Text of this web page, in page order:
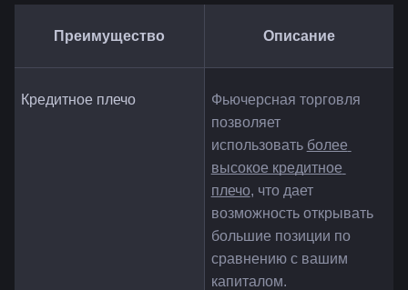
Преимущество Описание
Кредитное плечо
Фьючерсная торговля
позволяет
использовать более
высокое кредитное
плечо, что дает
возможность открывать
большие позиции по
сравнению с вашим
капиталом.